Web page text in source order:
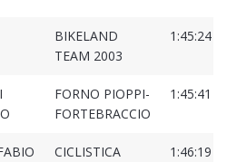
BIKELAND
TEAM 2003
1:45:24
FORNO PIOPPI-
FORTEBRACCIO
1:45:41
CICLISTICA
1:46:19